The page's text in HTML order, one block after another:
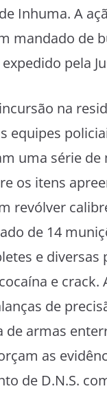
Inhuma. A
mandado de
pela
na
equipes
uma série de
os itens
revólver
de 14
e diversas
e crack.
de
de armas
as
de D.N.S.